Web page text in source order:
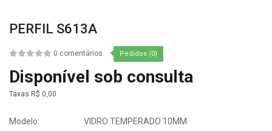
PERFIL S613A
0 comentários Pedidos (0)
Disponível sob consulta
Taxas R$ 0,00
Modelo:
VIDRO TEMPERADO 10MM